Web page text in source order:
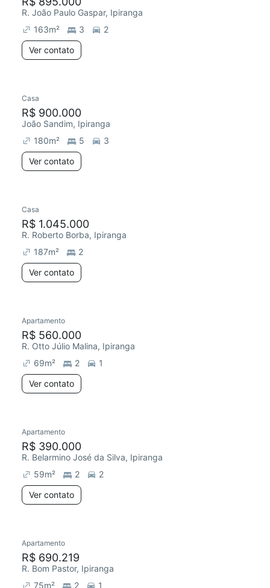
R. João Paulo Gaspar, Ipiranga
163m² 3
2
Ver contato
Casa
R$ 900.000
João Sandim, Ipiranga
180m² 5
3
Ver contato
Casa
R$ 1.045.000
R. Roberto Borba, Ipiranga
187m²
2
Ver contato
Apartamento
R$ 560.000
R. Otto Júlio Malina, Ipiranga
69m² 2
1
Ver contato
Apartamento
R$ 390.000
R. Belarmino José da Silva, Ipiranga
59m² 2
2
Ver contato
Apartamento
R$ 690.219
R. Bom Pastor, Ipiranga
75m² 2 1